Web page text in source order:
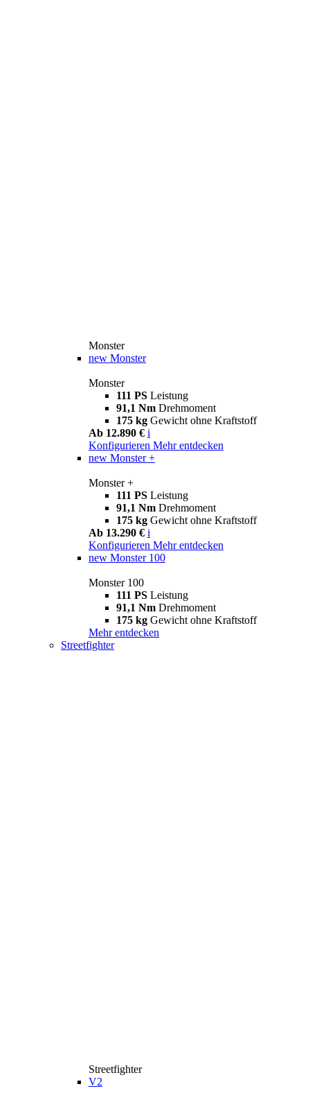
Monster
new Monster
Monster
111 PS Leistung
91,1 Nm Drehmoment
175 kg Gewicht ohne Kraftstoff
Ab 12.890 € i
Konfigurieren Mehr entdecken
new Monster +
Monster +
111 PS Leistung
91,1 Nm Drehmoment
175 kg Gewicht ohne Kraftstoff
Ab 13.290 € i
Konfigurieren Mehr entdecken
new Monster 100
Monster 100
111 PS Leistung
91,1 Nm Drehmoment
175 kg Gewicht ohne Kraftstoff
Mehr entdecken
Streetfighter
Streetfighter
V2